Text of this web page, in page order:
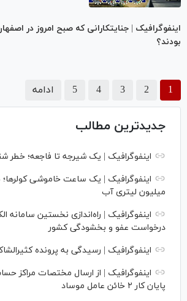
اینفوگرافیک | جنایتکارانی که صبح امروز در
بودند؟
1
2
3
4
5 ادامه
جدیدترین مطالب
اینفوگرافیک | یک شیرجه تا فاجعه؛ خطر
میلیون لیتری آب
اینفوگرافیک | راه‌اندازی نخستین سامانه
درخواست عفو و بخشودگی کشور
اینفوگرافیک | رسیدگی به پرونده
اینفوگرافیک | از ارسال مختصات مراکز
پایان کار ۲ خائن عامل موساد